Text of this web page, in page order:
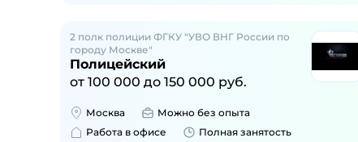
2 полк полиции ФГКУ "УВО ВНГ России по
городу Москве"
Полицейский
от 100 000 до 150 000 руб.
Москва
Можно без опыта
Работа в офисе
Полная занятость